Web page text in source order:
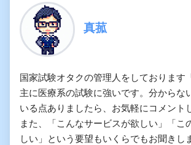
真菰
国家試験オタクの管理人をしております
主に医療系の試験に強いです。分からな
いる点ありましたら、お気軽にコメント
また、「こんなサービスが欲しい」「こ
しい」という要望もいくらでもお聞きし